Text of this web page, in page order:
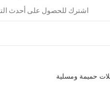
اشترك للحصول على أحدث